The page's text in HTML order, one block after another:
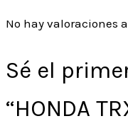
No hay valoraciones
Sé el
“HONDA